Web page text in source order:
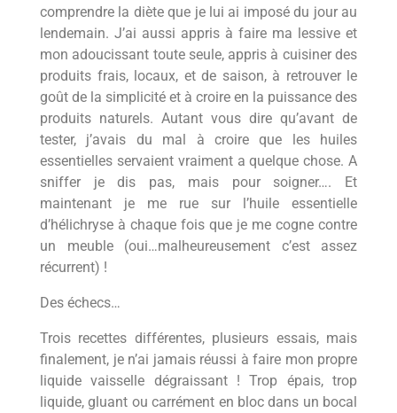
comprendre la diète que je lui ai imposé du jour au
lendemain. J’ai aussi appris à faire ma lessive et
mon adoucissant toute seule, appris à cuisiner des
produits frais, locaux, et de saison, à retrouver le
goût de la simplicité et à croire en la puissance des
produits naturels. Autant vous dire qu’avant de
tester, j’avais du mal à croire que les huiles
essentielles servaient vraiment a quelque chose. A
sniffer je dis pas, mais pour soigner…. Et
maintenant je me rue sur l’huile essentielle
d’hélichryse à chaque fois que je me cogne contre
un meuble (oui…malheureusement c’est assez
récurrent) !
Des échecs…
Trois recettes différentes, plusieurs essais, mais
finalement, je n’ai jamais réussi à faire mon propre
liquide vaisselle dégraissant ! Trop épais, trop
liquide, gluant ou carrément en bloc dans un bocal